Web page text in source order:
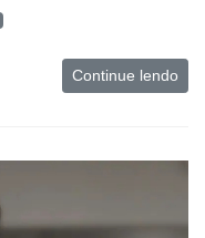
Continue lendo